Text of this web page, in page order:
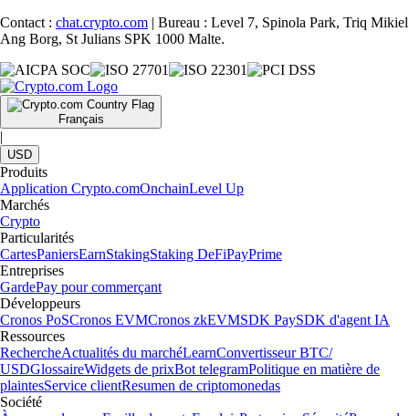
Contact : chat.crypto.com | Bureau : Level 7, Spinola Park, Triq Mikiel
Ang Borg, St Julians SPK 1000 Malte.
Français
|
USD
Produits
Application Crypto.comOnchainLevel Up
Marchés
Crypto
Particularités
CartesPaniersEarnStakingStaking DeFiPayPrime
Entreprises
GardePay pour commerçant
Développeurs
Cronos PoSCronos EVMCronos zkEVMSDK PaySDK d'agent IA
Ressources
RechercheActualités du marchéLearnConvertisseur BTC/
USDGlossaireWidgets de prixBot telegramPolitique en matière de
plaintesService clientResumen de criptomonedas
Société